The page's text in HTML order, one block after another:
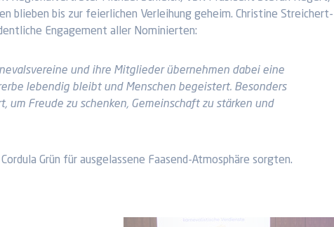
blieben bis zur feierlichen Verleihung geheim. Christine Streichert-
Engagement aller Nominierten:
und ihre Mitglieder übernehmen dabei eine
lebendig bleibt und Menschen begeistert. Besonders
Freude zu schenken, Gemeinschaft zu stärken und
Grün für ausgelassene Faasend-Atmosphäre sorgten.